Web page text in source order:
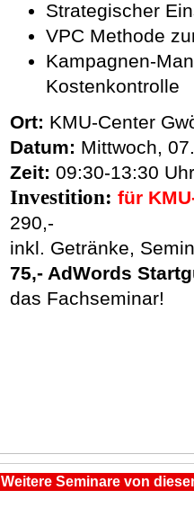
Strategischer
VPC Methode
Kampagnen-
Kostenkontrolle
Ort: KMU-Center
Datum: Mittwoch,
Zeit: 09:30-13:30 Uhr
Investition: für
290,-
inkl. Getränke,
75,- AdWords
das Fachseminar!
Weitere Seminare von